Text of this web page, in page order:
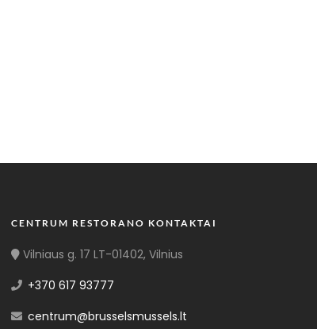
CENTRUM RESTORANO KONTAKTAI
Vilniaus g. 17 LT-01402, Vilnius
+370 617 93777
centrum@brusselsmussels.lt